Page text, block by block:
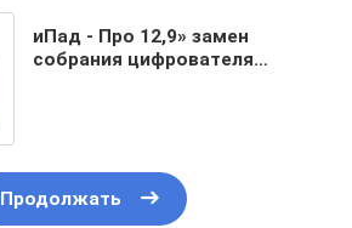
иПад - Про 12,9» замен
собрания цифрователя
Продолжать